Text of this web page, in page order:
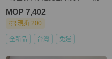
MOP 7,402
現折 200
全新品 台灣 免運